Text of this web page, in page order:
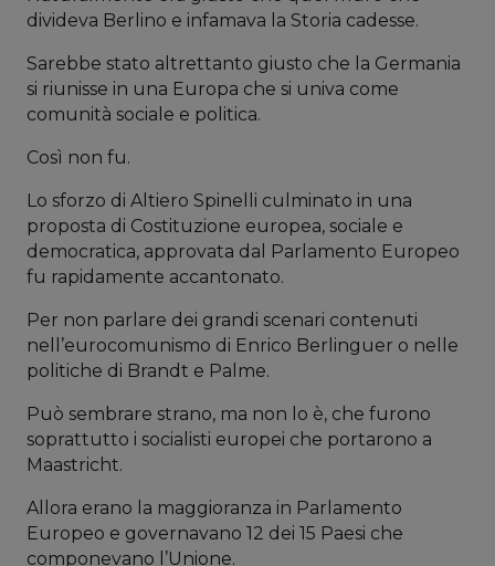
divideva Berlino e infamava la Storia cadesse.
Sarebbe stato altrettanto giusto che la Germania
si riunisse in una Europa che si univa come
comunità sociale e politica.
Così non fu.
Lo sforzo di Altiero Spinelli culminato in una
proposta di Costituzione europea, sociale e
democratica, approvata dal Parlamento Europeo
fu rapidamente accantonato.
Per non parlare dei grandi scenari contenuti
nell’eurocomunismo di Enrico Berlinguer o nelle
politiche di Brandt e Palme.
Può sembrare strano, ma non lo è, che furono
soprattutto i socialisti europei che portarono a
Maastricht.
Allora erano la maggioranza in Parlamento
Europeo e governavano 12 dei 15 Paesi che
componevano l’Unione.